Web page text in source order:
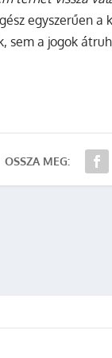
egyszerűen a
sem a jogok
OSSZA MEG: